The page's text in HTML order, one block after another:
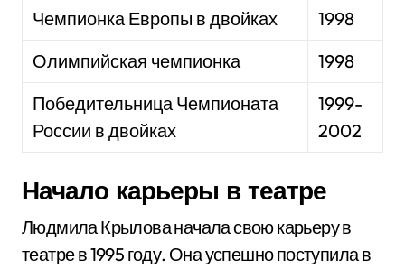
Чемпионка Европы в двойках
1998
Олимпийская чемпионка
1998
Победительница Чемпионата
России в двойках
1999-
2002
Начало карьеры в театре
Людмила Крылова начала свою карьеру в
театре в 1995 году. Она успешно поступила в